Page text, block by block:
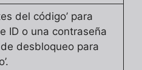
del código’ para
ID o una contraseña
desbloqueo para